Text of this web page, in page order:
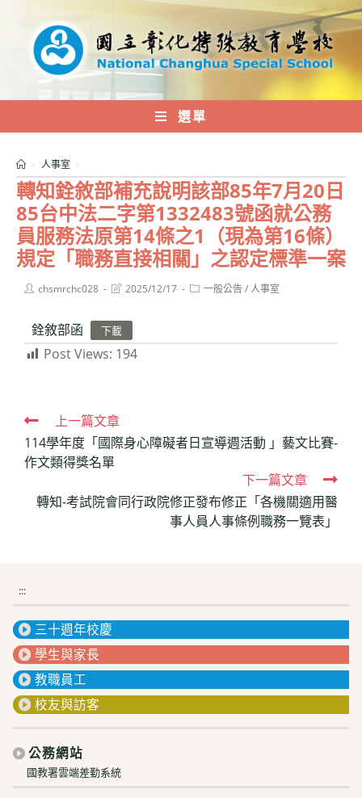
內
選單
轉知銓敘部補充說明該部85年7月20日
85台中法二字第1332483號函就公務
員服務法原第14條之1（現為第16條）
規定「職務直接相關」之認定標準一案
> 人事室 >
Postchsmrchc028
Post2025/12/17
Post一般公告/人事室
銓敘部函 下載
Post Views: 194
Read
more
articles
上一篇文章
114學年度「國際身心障礙者日宣導週活動 」藝文比賽-
作文類得獎名單
下一篇文章
轉知-考試院會同行政院修正發布修正「各機關適用醫
事人員人事條例職務一覽表」
:::
三十週年校慶
學生與家長
教職員工
校友與訪客
公務網站
國教署雲端差勤系統